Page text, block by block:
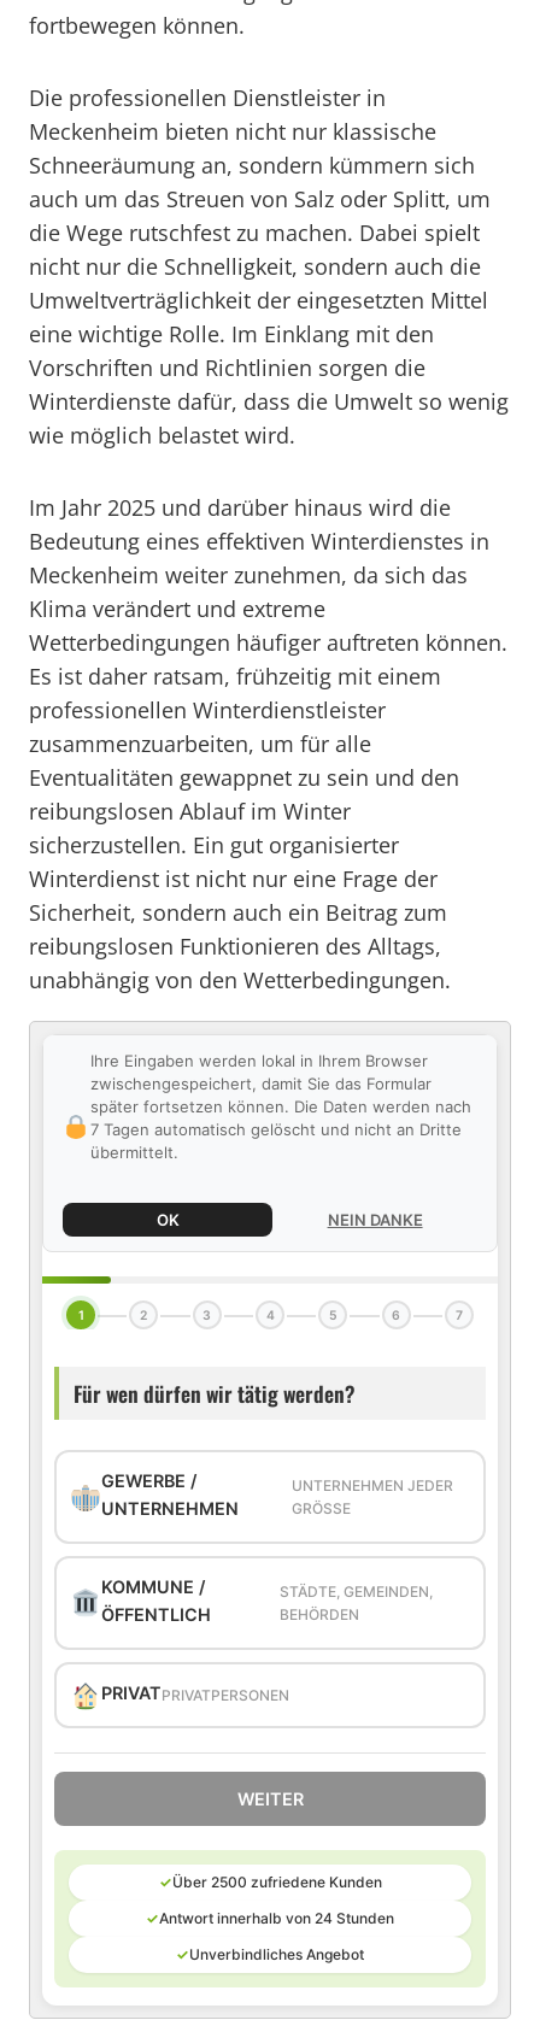
fortbewegen können.
Die professionellen Dienstleister in
Meckenheim bieten nicht nur klassische
Schneeräumung an, sondern kümmern sich
auch um das Streuen von Salz oder Splitt, um
die Wege rutschfest zu machen. Dabei spielt
nicht nur die Schnelligkeit, sondern auch die
Umweltverträglichkeit der eingesetzten Mittel
eine wichtige Rolle. Im Einklang mit den
Vorschriften und Richtlinien sorgen die
Winterdienste dafür, dass die Umwelt so wenig
wie möglich belastet wird.
Im Jahr 2025 und darüber hinaus wird die
Bedeutung eines effektiven Winterdienstes in
Meckenheim weiter zunehmen, da sich das
Klima verändert und extreme
Wetterbedingungen häufiger auftreten können.
Es ist daher ratsam, frühzeitig mit einem
professionellen Winterdienstleister
zusammenzuarbeiten, um für alle
Eventualitäten gewappnet zu sein und den
reibungslosen Ablauf im Winter
sicherzustellen. Ein gut organisierter
Winterdienst ist nicht nur eine Frage der
Sicherheit, sondern auch ein Beitrag zum
reibungslosen Funktionieren des Alltags,
unabhängig von den Wetterbedingungen.
Ihre Eingaben werden lokal in Ihrem Browser
zwischengespeichert, damit Sie das Formular
später fortsetzen können. Die Daten werden nach
7 Tagen automatisch gelöscht und nicht an Dritte
übermittelt.
OK NEIN DANKE
1 2 3 4 5 6 7
Für wen dürfen wir tätig werden?
GEWERBE /
UNTERNEHMEN
UNTERNEHMEN JEDER
GRÖSSE
KOMMUNE /
ÖFFENTLICH
STÄDTE, GEMEINDEN,
BEHÖRDEN
PRIVATPRIVATPERSONEN
WEITER
✓Über 2500 zufriedene Kunden
✓Antwort innerhalb von 24 Stunden
✓Unverbindliches Angebot